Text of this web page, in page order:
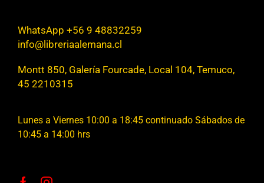
WhatsApp +56 9 48832259
info@libreriaalemana.cl
Montt 850, Galería Fourcade, Local 104, Temuco,
45 2210315
Lunes a Viernes 10:00 a 18:45 continuado Sábados de
10:45 a 14:00 hrs